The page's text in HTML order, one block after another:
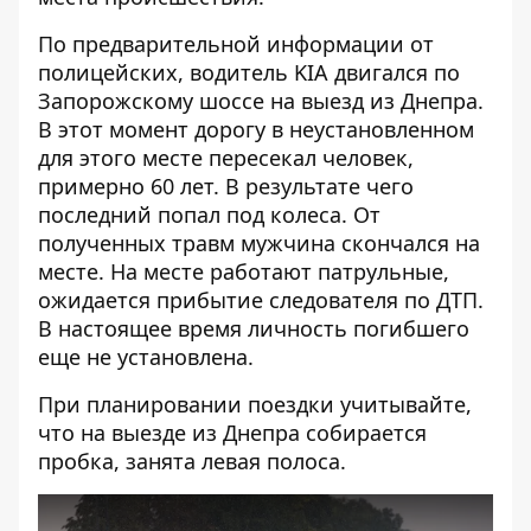
По предварительной информации от
полицейских, водитель KIA двигался по
Запорожскому шоссе на выезд из Днепра.
В этот момент дорогу в неустановленном
для этого месте пересекал человек,
примерно 60 лет. В результате чего
последний попал под колеса. От
полученных травм мужчина скончался на
месте. На месте работают патрульные,
ожидается прибытие следователя по ДТП.
В настоящее время личность погибшего
еще не установлена.
При планировании поездки учитывайте,
что на выезде из Днепра собирается
пробка, занята левая полоса.